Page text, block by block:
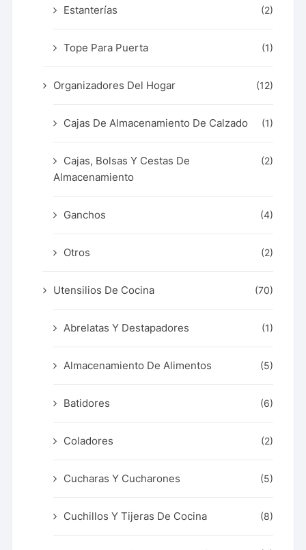
Estanterías (2)
Tope Para Puerta (1)
Organizadores Del Hogar (12)
Cajas De Almacenamiento De Calzado (1)
Cajas, Bolsas Y Cestas De
Almacenamiento
(2)
Ganchos (4)
Otros (2)
Utensilios De Cocina (70)
Abrelatas Y Destapadores (1)
Almacenamiento De Alimentos (5)
Batidores (6)
Coladores (2)
Cucharas Y Cucharones (5)
Cuchillos Y Tijeras De Cocina (8)